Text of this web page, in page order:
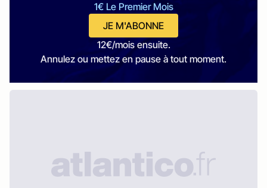
1€ Le Premier Mois
JE M'ABONNE
12€/mois ensuite.
Annulez ou mettez en pause à tout moment.